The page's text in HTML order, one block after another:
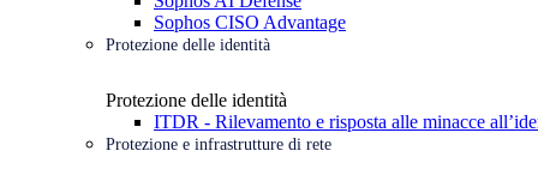
Sophos CISO Advantage
Protezione delle identità
Protezione delle identità
ITDR - Rilevamento e risposta alle minacce
Protezione e infrastrutture di rete